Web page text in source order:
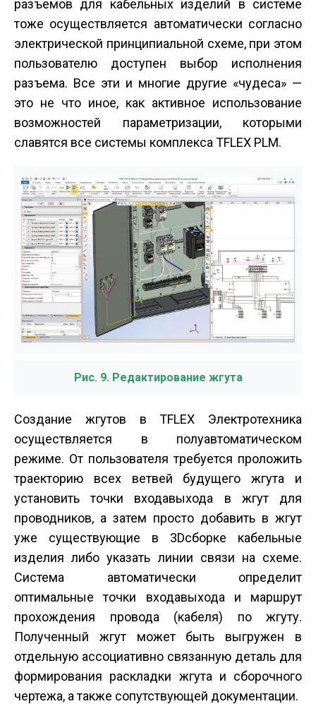
разъемов для кабельных изделий в системе
тоже осуществляется автоматически согласно
электрической принципиальной схеме, при этом
пользователю доступен выбор исполнения
разъема. Все эти и многие другие «чудеса» —
это не что иное, как активное использование
возможностей параметризации, которыми
славятся все системы комплекса T­FLEX PLM.
Рис. 9. Редактирование жгута
Создание жгутов в T­FLEX Электротехника
осуществляется в полуавтоматическом
режиме. От пользователя требуется проложить
траекторию всех ветвей будущего жгута и
установить точки входа­выхода в жгут для
проводников, а затем просто добавить в жгут
уже существующие в 3D­сборке кабельные
изделия либо указать линии связи на схеме.
Система автоматически определит
оптимальные точки входа­выхода и маршрут
прохождения провода (кабеля) по жгуту.
Полученный жгут может быть выгружен в
отдельную ассоциативно связанную деталь для
формирования раскладки жгута и сборочного
чертежа, а также сопутствующей документации.